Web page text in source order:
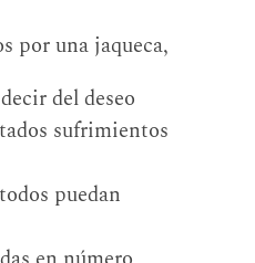
por una jaqueca,
del deseo
sufrimientos
puedan